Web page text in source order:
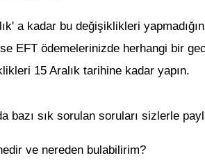
a kadar bu değişiklikleri
EFT ödemelerinizde herhangi bir
15 Aralık tarihine kadar yapın.
bazı sık sorulan soruları sizlerle
ve nereden bulabilirim?